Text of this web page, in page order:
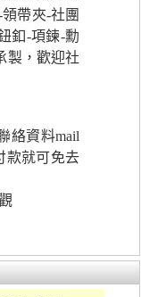
帶夾-社團
釦-項鍊-勳
製，歡迎社
絡資料mail
款就可免去